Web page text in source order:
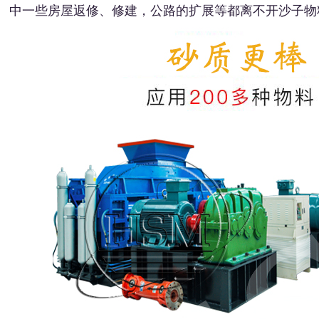
中一些房屋返修、修建，公路的扩展等都离不开沙子